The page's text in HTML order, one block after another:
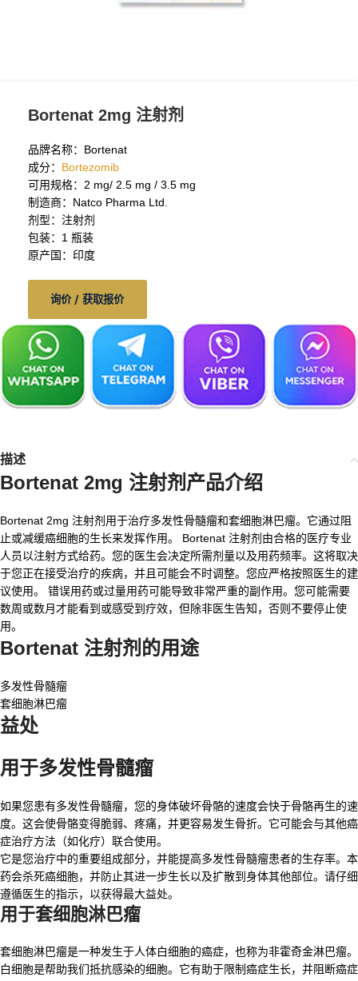
Bortenat 2mg 注射剂
品牌名称：Bortenat
成分： Bortezomib
可用规格：2 mg/ 2.5 mg / 3.5 mg
制造商：Natco Pharma Ltd.
剂型：注射剂
包装：1 瓶装
原产国：印度
询价 / 获取报价
描述
Bortenat 2mg 注射剂产品介绍
Bortenat 2mg 注射剂用于治疗多发性骨髓瘤和套细胞淋巴瘤。它通过阻
止或减缓癌细胞的生长来发挥作用。 Bortenat 注射剂由合格的医疗专业
人员以注射方式给药。您的医生会决定所需剂量以及用药频率。这将取决
于您正在接受治疗的疾病，并且可能会不时调整。您应严格按照医生的建
议使用。 错误用药或过量用药可能导致非常严重的副作用。您可能需要
数周或数月才能看到或感受到疗效，但除非医生告知，否则不要停止使
用。
Bortenat 注射剂的用途
多发性骨髓瘤
套细胞淋巴瘤
益处
用于多发性骨髓瘤
如果您患有多发性骨髓瘤，您的身体破坏骨骼的速度会快于骨骼再生的速
度。这会使骨骼变得脆弱、疼痛，并更容易发生骨折。 它可能会与其他癌
症治疗方法（如化疗）联合使用。
它是您治疗中的重要组成部分，并能提高多发性骨髓瘤患者的生存率。本
药会杀死癌细胞，并防止其进一步生长以及扩散到身体其他部位。请仔细
遵循医生的指示，以获得最大益处。
用于套细胞淋巴瘤
套细胞淋巴瘤是一种发生于人体白细胞的癌症，也称为非霍奇金淋巴瘤。
白细胞是帮助我们抵抗感染的细胞。 它有助于限制癌症生长，并阻断癌症